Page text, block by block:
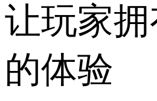
让玩家
的体验